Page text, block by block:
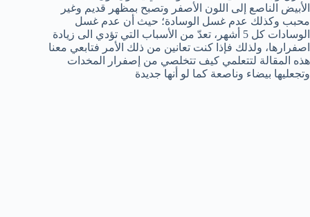
الأبيض الناصع إلى اللون الأصفر وتصبح بمظهر قديم وغير
محبب وكذلك عدم غسل الوسادة؛ حيث أن عدم غسل
الوسادات كل 5 أشهر، تعدّ من الأسباب التي تؤدي الى زيادة
اصفرارها، ولذلك فإذا كنت تعانين من ذلك الأمر فتابعي معنا
هذه المقالة لتتعلمي كيف تتخلصي من إصفرار المخدات
وتجعليها بيضاء وناصعة كما لو أنها جديدة